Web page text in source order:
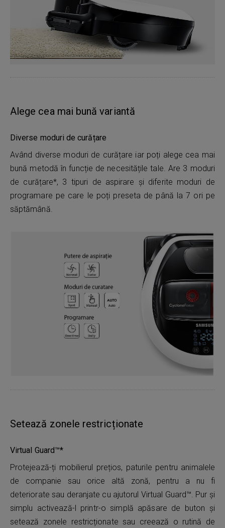
Alege cea mai bună variantă
Diverse moduri de curățare
Având diverse moduri de curățare iar poți alege cea mai
bună metodă în funcție de necesitățile tale. Are 3 moduri
de curățare*, 3 tipuri de aspirare și diferite moduri de
programare pe care le poți preseta de până la 7 ori pe
săptămână.
Setează zonele restricționate
Virtual Guard™*
Protejează-ți mobilierul prețios, paturile pentru animalele
de companie sau orice altă zonă, pentru a nu fi
deteriorate sau deranjate cu ajutorul Virtual Guard™. Pur și
simplu activează-l printr-o simplă apăsare de buton și
setează zonele restricționate sau creează o rutină de